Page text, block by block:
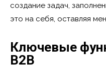
создание задач,
это на себя, оставляя
Ключевые
B2B